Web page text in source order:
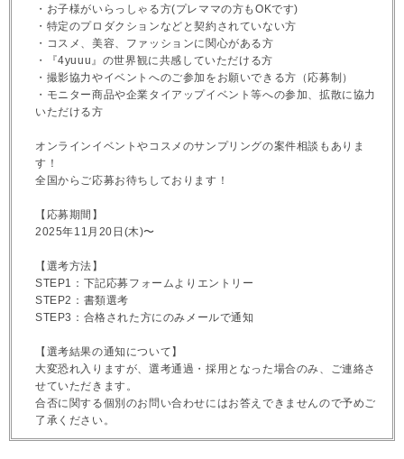
・お子様がいらっしゃる方(プレママの方もOKです)
・特定のプロダクションなどと契約されていない方
・コスメ、美容、ファッションに関心がある方
・『4yuuu』の世界観に共感していただける方
・撮影協力やイベントへのご参加をお願いできる方（応募制）
・モニター商品や企業タイアップイベント等への参加、拡散に協力
いただける方
オンラインイベントやコスメのサンプリングの案件相談もありま
す！
全国からご応募お待ちしております！
【応募期間】
2025年11月20日(木)〜
【選考方法】
STEP1：下記応募フォームよりエントリー
STEP2：書類選考
STEP3：合格された方にのみメールで通知
【選考結果の通知について】
大変恐れ入りますが、選考通過・採用となった場合のみ、ご連絡さ
せていただきます。
合否に関する個別のお問い合わせにはお答えできませんので予めご
了承ください。